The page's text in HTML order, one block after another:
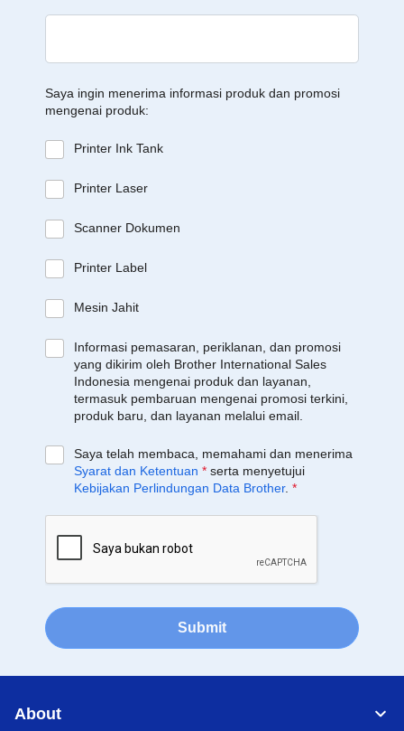
Saya ingin menerima informasi produk dan promosi
mengenai produk:
Printer Ink Tank
Printer Laser
Scanner Dokumen
Printer Label
Mesin Jahit
Informasi pemasaran, periklanan, dan promosi
yang dikirim oleh Brother International Sales
Indonesia mengenai produk dan layanan,
termasuk pembaruan mengenai promosi terkini,
produk baru, dan layanan melalui email.
Saya telah membaca, memahami dan menerima
Syarat dan Ketentuan * serta menyetujui
Kebijakan Perlindungan Data Brother. *
Submit
About